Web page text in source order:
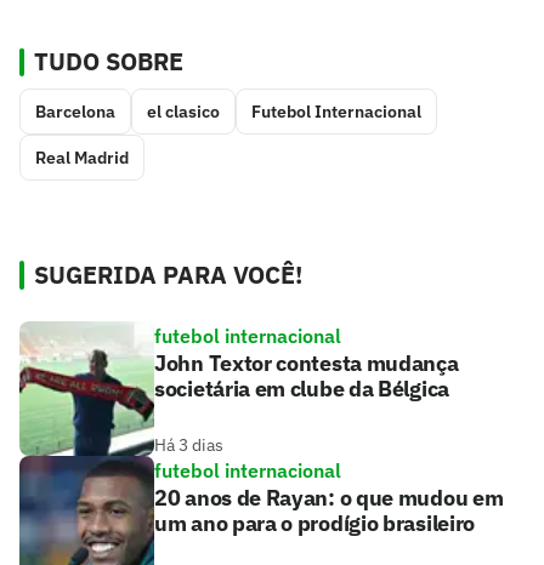
TUDO SOBRE
Barcelona el clasico Futebol Internacional
Real Madrid
SUGERIDA PARA VOCÊ!
futebol internacional
John Textor contesta mudança
societária em clube da Bélgica
Há 3 dias
futebol internacional
20 anos de Rayan: o que mudou em
um ano para o prodígio brasileiro